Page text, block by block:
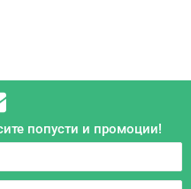
попусти и промоции!